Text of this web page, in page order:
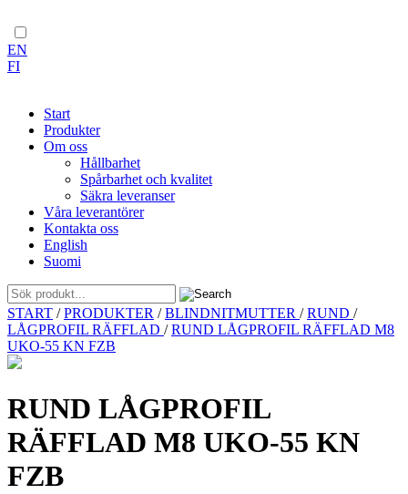
EN
FI
Start
Produkter
Om oss
Hållbarhet
Spårbarhet och kvalitet
Säkra leveranser
Våra leverantörer
Kontakta oss
English
Suomi
Skip
to
content
START /PRODUKTER /BLINDNITMUTTER /RUND /
LÅGPROFIL RÄFFLAD /RUND LÅGPROFIL RÄFFLAD M8
UKO-55 KN FZB
RUND LÅGPROFIL
RÄFFLAD M8 UKO-55 KN
FZB